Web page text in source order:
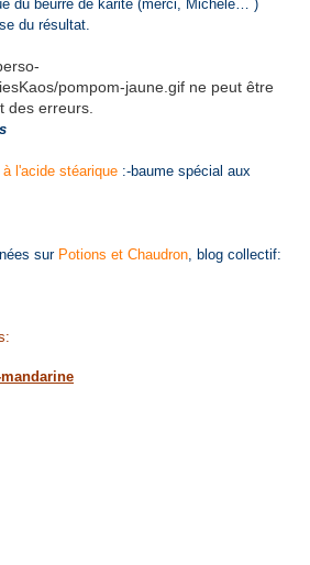
du beurre de karité (merci, Michèle… )
du résultat.
à l'acide stéarique :-baume spécial aux
sur Potions et Chaudron, blog collectif: